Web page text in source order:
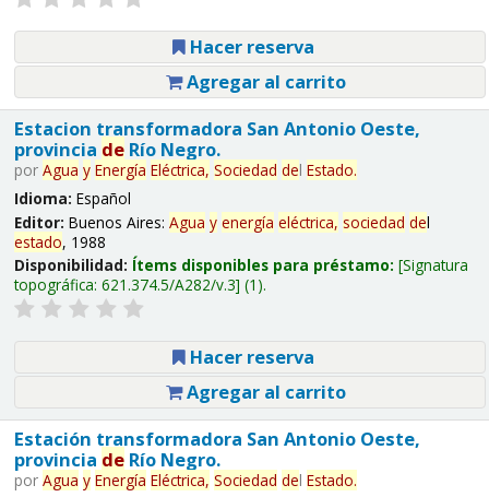
Hacer reserva
Agregar al carrito
Estacion transformadora San Antonio Oeste,
provincia deRío Negro.
por Agua y Energía Eléctrica, Sociedad del Estado.
Idioma: Español
Editor: Buenos Aires: Agua y energía eléctrica, sociedad del
estado, 1988
Disponibilidad: Ítems disponibles para préstamo: Signatura
topográfica: 621.374.5/A282/v.3 (1).
Hacer reserva
Agregar al carrito
Estación transformadora San Antonio Oeste,
provincia deRío Negro.
por Agua y Energía Eléctrica, Sociedad del Estado.